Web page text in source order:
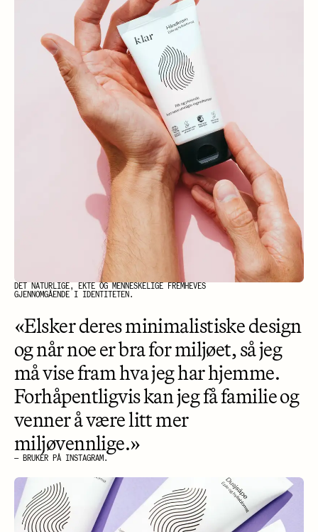
DET NATURLIGE, EKTE OG MENNESKELIGE FREMHEVES
GJENNOMGÅENDE I IDENTITETEN.
«Elsker deres minimalistiske design
og når noe er bra for miljøet, så jeg
må vise fram hva jeg har hjemme.
Forhåpentligvis kan jeg få familie og
venner å være litt mer
miljøvennlige.»
— BRUKER PÅ INSTAGRAM.